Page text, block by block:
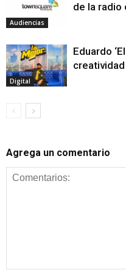
Audiencias
de la radio
Digital
Eduardo
Agrega un comentario